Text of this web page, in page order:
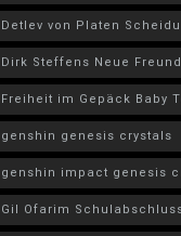
Detlev von Platen
Dirk Steffens Neue
Freiheit im Gepäck Baby
genshin genesis crystals
genshin impact genesis
Gil Ofarim